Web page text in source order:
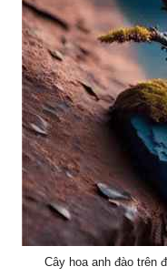
Cây hoa anh đào trên